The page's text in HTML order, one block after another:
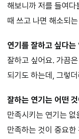
해보니까 저를 들여
때 쓰고 나면 해소되
연기를 잘하고 싶다
잘하고 싶어요. 가끔
되기도 하는데, 그렇
잘하는 연기는 어떤
만족시키는 연기는 없
만족하는 것이 중요